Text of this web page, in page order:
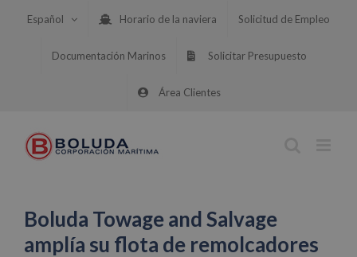
Español Horario de la naviera Solicitud de Empleo
Documentación Marinos Solicitar Presupuesto
Área Clientes
Boluda Towage and Salvage
amplía su flota de remolcadores